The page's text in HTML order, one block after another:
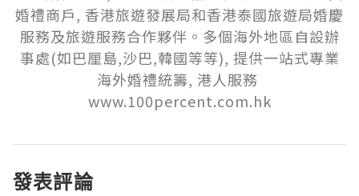
婚禮商戶, 香港旅遊發展局和香港泰國旅遊局婚慶
服務及旅遊服務合作夥伴。多個海外地區自設辦
事處(如巴厘島,沙巴,韓國等等), 提供一站式專業
海外婚禮統籌, 港人服務
www.100percent.com.hk
發表評論